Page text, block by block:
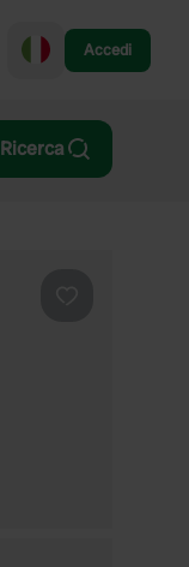
Accedi
Ricerca